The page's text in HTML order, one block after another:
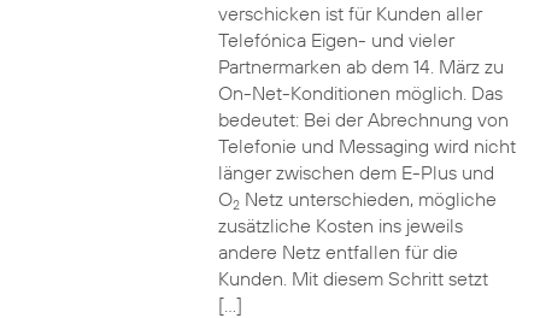
verschicken ist für Kunden aller
Telefónica Eigen- und vieler
Partnermarken ab dem 14. März zu
On-Net-Konditionen möglich. Das
bedeutet: Bei der Abrechnung von
Telefonie und Messaging wird nicht
länger zwischen dem E-Plus und
O2Netz unterschieden, mögliche
zusätzliche Kosten ins jeweils
andere Netz entfallen für die
Kunden. Mit diesem Schritt setzt
[…]